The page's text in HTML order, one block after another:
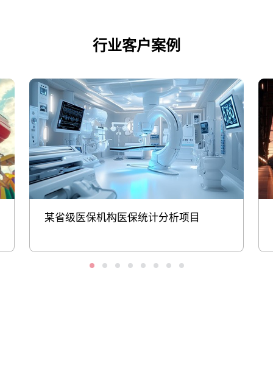
行业客户案例
某省级医保机构医保统计分析项目